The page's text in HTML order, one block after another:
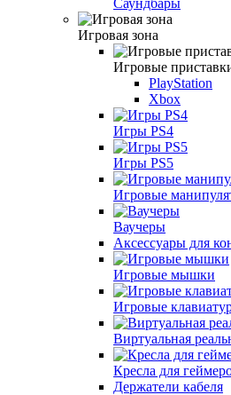
Игровая зона
Игровые
PlayStation
Xbox
Игры PS4
Игры PS5
Игровые
Ваучеры
Аксессуары для
Игровые мышки
Игровые
Виртуальная
Кресла для
Держатели кабеля